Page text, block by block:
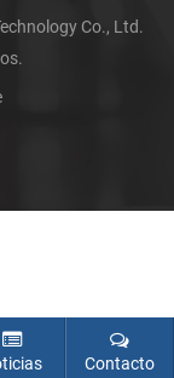
Co., Ltd.
Contacto